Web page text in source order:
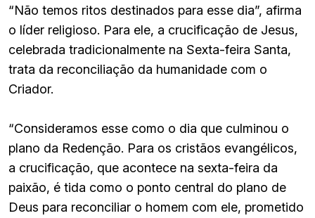
“Não temos ritos destinados para esse dia”, afirma
o líder religioso. Para ele, a crucificação de Jesus,
celebrada tradicionalmente na Sexta-feira Santa,
trata da reconciliação da humanidade com o
Criador.
“Consideramos esse como o dia que culminou o
plano da Redenção. Para os cristãos evangélicos,
a crucificação, que acontece na sexta-feira da
paixão, é tida como o ponto central do plano de
Deus para reconciliar o homem com ele, prometido